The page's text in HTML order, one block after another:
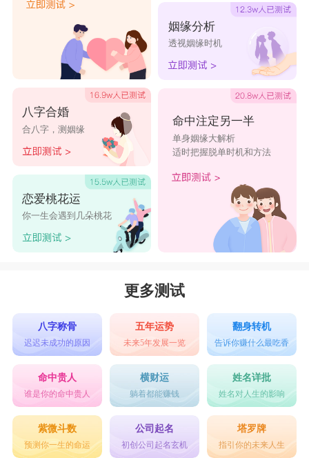
八字合婚
合八字，测姻缘
恋爱桃花运
你一生会遇到几朵桃花
姻缘分析
透视姻缘时机
命中注定另一半
单身姻缘大解析
适时把握脱单时机和方法
更多测试
八字称骨
迟迟未成功的原因
五年运势
未来5年发展一览
翻身转机
告诉你赚什么最吃香
命中贵人
谁是你的命中贵人
横财运
躺着都能赚钱
姓名详批
姓名对人生的影响
紫微斗数
预测你一生的命运
公司起名
初创公司起名玄机
塔罗牌
指引你的未来人生